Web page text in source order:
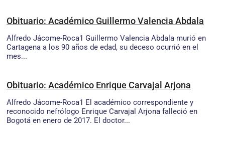
Obituario: Académico Guillermo Valencia Abdala
Alfredo Jácome-Roca1 Guillermo Valencia Abdala murió en
Cartagena a los 90 años de edad, su deceso ocurrió en el
mes...
Obituario: Académico Enrique Carvajal Arjona
Alfredo Jácome-Roca1 El académico correspondiente y
reconocido nefrólogo Enrique Carvajal Arjona falleció en
Bogotá en enero de 2017. El doctor...